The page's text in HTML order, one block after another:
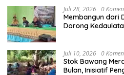
Juli 28, 2026 0
Membangun dari
Dorong
Juli 10, 2026 0
Stok Bawang
Bulan, Inisiatif